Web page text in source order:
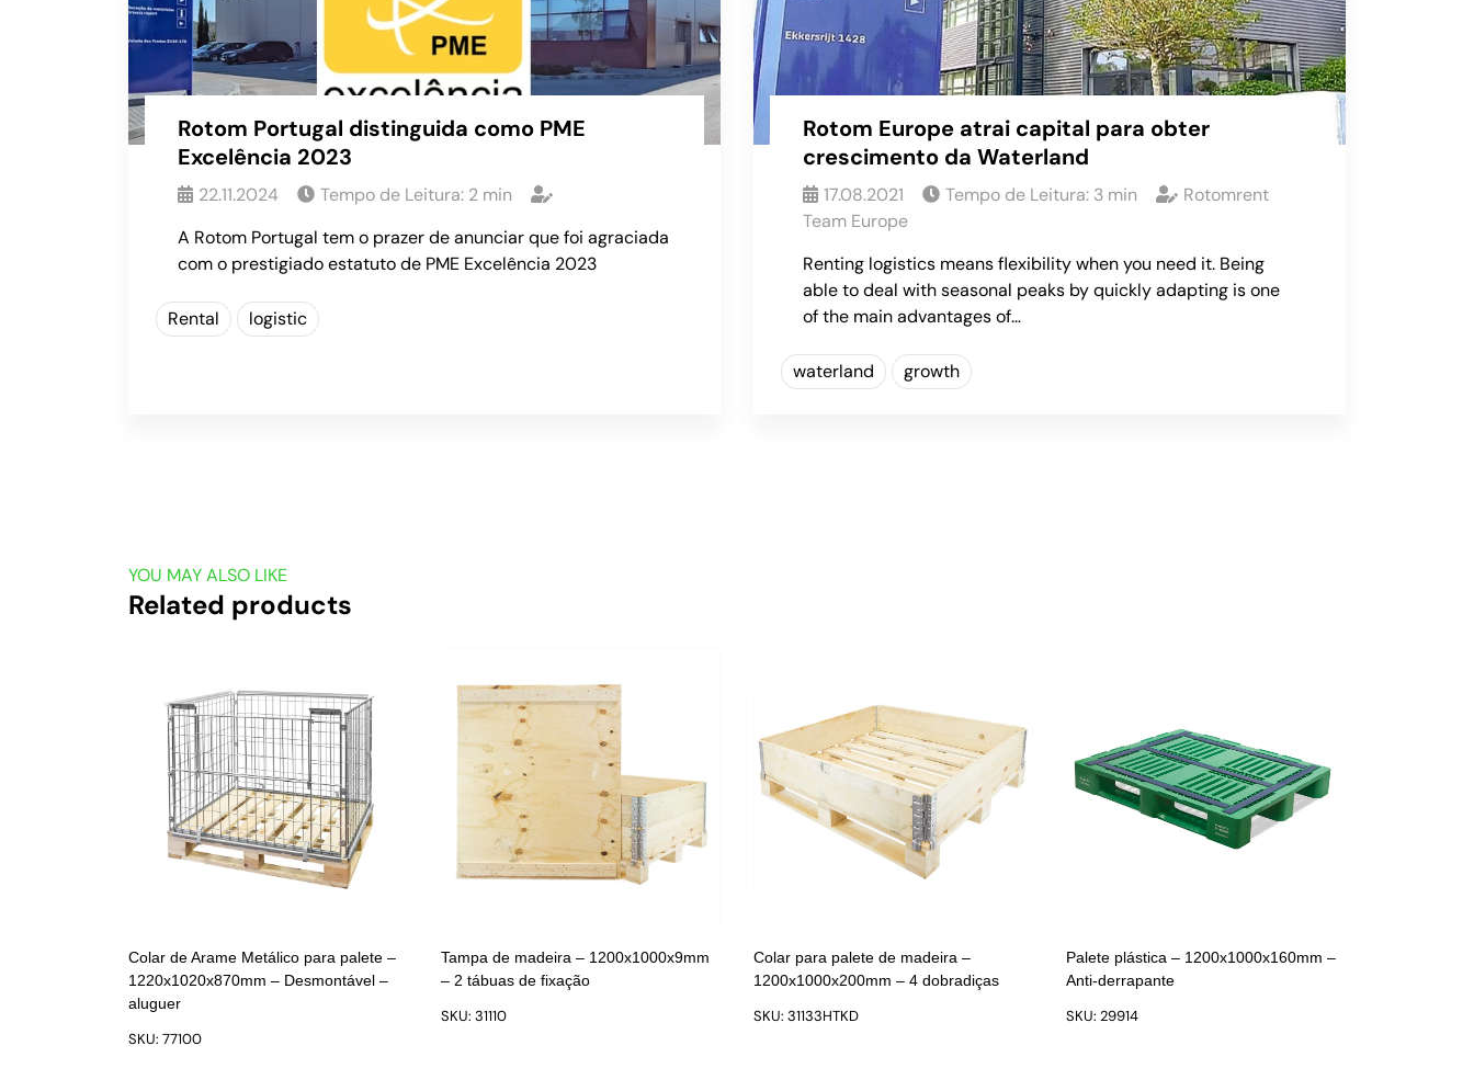
Rotom Portugal distinguida como PME
Excelência 2023
22.11.2024 Tempo de Leitura: 2 min
A Rotom Portugal tem o prazer de anunciar que foi agraciada
com o prestigiado estatuto de PME Excelência 2023
Rental logistic
Rotom Europe atrai capital para obter
crescimento da Waterland
17.08.2021 Tempo de Leitura: 3 min
Rotomrent
Team Europe
Renting logistics means flexibility when you need it. Being
able to deal with seasonal peaks by quickly adapting is one
of the main advantages of…
waterland growth
YOU MAY ALSO LIKE
Related products
Colar de Arame Metálico para palete –
1220x1020x870mm – Desmontável –
aluguer
SKU: 77100
Tampa de madeira – 1200x1000x9mm
– 2 tábuas de fixação
SKU: 31110
Colar para palete de madeira –
1200x1000x200mm – 4 dobradiças
SKU: 31133HTKD
Palete plástica – 1200x1000x160mm –
Anti-derrapante
SKU: 29914